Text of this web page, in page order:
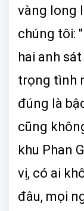
vàng long
chúng tôi:
hai anh
trọng tình
đúng là
cũng
khu Phan
vị, có ai
đâu, mọi